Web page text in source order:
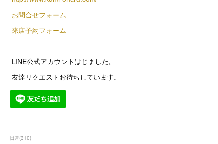
お問合せフォーム
来店予約フォーム
LINE公式アカウントはじました。
友達リクエストお待ちしています。
日常(310)